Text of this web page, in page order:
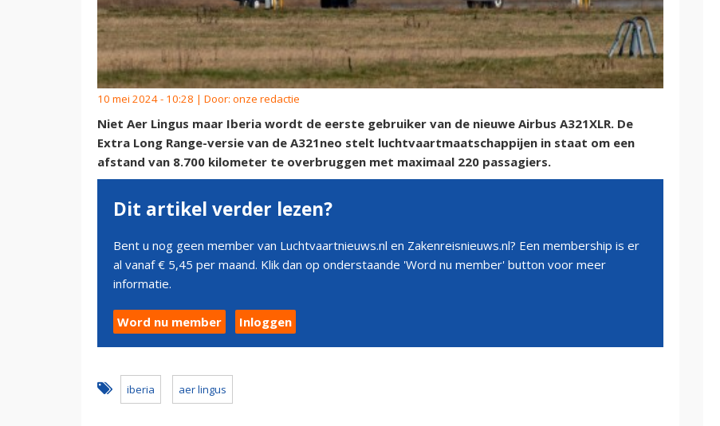
10 mei 2024 - 10:28 | Door: onze redactie
Niet Aer Lingus maar Iberia wordt de eerste gebruiker van de nieuwe Airbus A321XLR. De
Extra Long Range-versie van de A321neo stelt luchtvaartmaatschappijen in staat om een
afstand van 8.700 kilometer te overbruggen met maximaal 220 passagiers.
Dit artikel verder lezen?
Bent u nog geen member van Luchtvaartnieuws.nl en Zakenreisnieuws.nl? Een membership is er
al vanaf € 5,45 per maand. Klik dan op onderstaande 'Word nu member' button voor meer
informatie.
Word nu member Inloggen
iberia aer lingus